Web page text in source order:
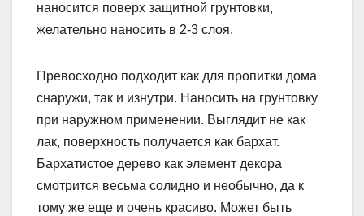
наносится поверх защитной грунтовки,
желательно наносить в 2-3 слоя.
Превосходно подходит как для пропитки дома
снаружи, так и изнутри. Наносить на грунтовку
при наружном применении. Выглядит не как
лак, поверхность получается как бархат.
Бархатистое дерево как элемент декора
смотрится весьма солидно и необычно, да к
тому же еще и очень красиво. Может быть